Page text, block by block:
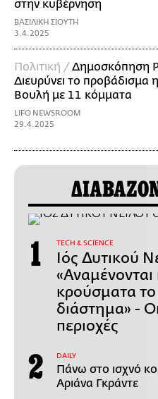
στην κυβέρνηση
ΒΑΣΙΛΙΚΗ ΣΙΟΥΤΗ
3.4.2025
Πολιτική /Δημοσκόπηση
Διευρύνει το προβάδισμα
Βουλή με 11 κόμματα
LIFO NEWSROOM
29.4.2025
ΤECH & SCIENCE
Ιός Δυτικού
«Αναμένονται
κρούσματα
διάστημα» -
περιοχές
DAILY
Πάνω στο ισχνό
Αριάνα Γκράντε